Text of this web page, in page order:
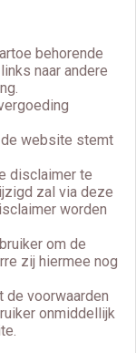
behorende
naar andere
de website stemt
disclaimer te
zal via deze
worden
om de
zij hiermee nog
de voorwaarden
onmiddellijk